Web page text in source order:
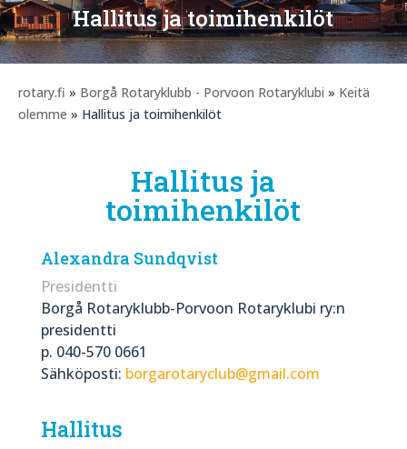
Hallitus ja toimihenkilöt
rotary.fi » Borgå Rotaryklubb - Porvoon Rotaryklubi » Keitä
olemme » Hallitus ja toimihenkilöt
Hallitus ja
toimihenkilöt
Alexandra Sundqvist
Presidentti
Borgå Rotaryklubb-Porvoon Rotaryklubi ry:n
presidentti
p. 040-570 0661
Sähköposti: borgarotaryclub@gmail.com
Hallitus